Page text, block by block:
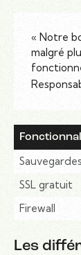
« Notre
malgré
Sauvegardes
SSL gratuit
Firewall
Les